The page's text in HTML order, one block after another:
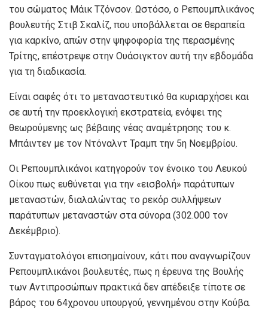
του σώματος Μάικ Τζόνσον. Ωστόσο, ο Ρεπουμπλικάνος
βουλευτής Στιβ Σκαλίζ, που υποβάλλεται σε θεραπεία
για καρκίνο, απών στην ψηφοφορία της περασμένης
Τρίτης, επέστρεψε στην Ουάσιγκτον αυτή την εβδομάδα
για τη διαδικασία.
Είναι σαφές ότι το μεταναστευτικό θα κυριαρχήσει και
σε αυτή την προεκλογική εκστρατεία, ενόψει της
θεωρούμενης ως βέβαιης νέας αναμέτρησης του κ.
Μπάιντεν με τον Ντόναλντ Τραμπ την 5η Νοεμβρίου.
Οι Ρεπουμπλικάνοι κατηγορούν τον ένοικο του Λευκού
Οίκου πως ευθύνεται για την «εισβολή» παράτυπων
μεταναστών, διαλαλώντας το ρεκόρ συλλήψεων
παράτυπων μεταναστών στα σύνορα (302.000 τον
Δεκέμβριο).
Συνταγματολόγοι επισημαίνουν, κάτι που αναγνωρίζουν
Ρεπουμπλικάνοι βουλευτές, πως η έρευνα της Βουλής
των Αντιπροσώπων πρακτικά δεν απέδειξε τίποτε σε
βάρος του 64χρονου υπουργού, γεννημένου στην Κούβα.